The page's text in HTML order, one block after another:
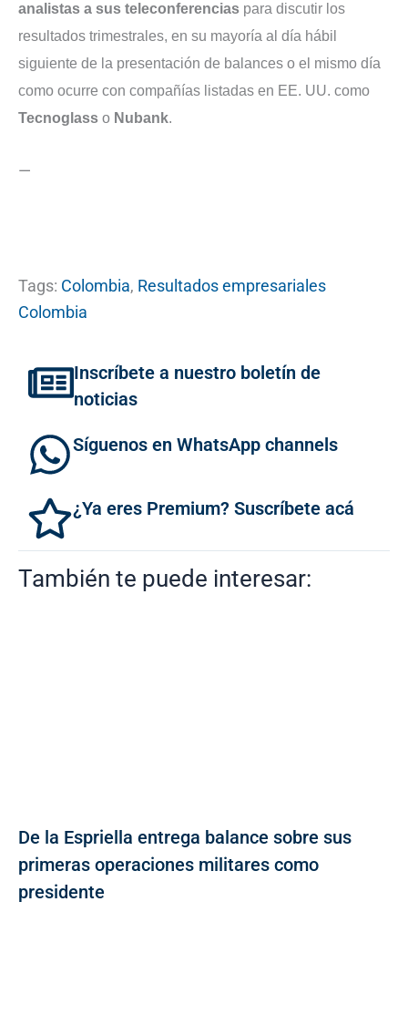
analistas a sus teleconferencias para discutir los
resultados trimestrales, en su mayoría al día hábil
siguiente de la presentación de balances o el mismo día
como ocurre con compañías listadas en EE. UU. como
Tecnoglass o Nubank.
—
Tags: Colombia, Resultados empresariales
Colombia
Inscríbete a nuestro boletín de
noticias
Síguenos en WhatsApp channels
¿Ya eres Premium? Suscríbete acá
También te puede interesar:
De la Espriella entrega balance sobre sus
primeras operaciones militares como
presidente